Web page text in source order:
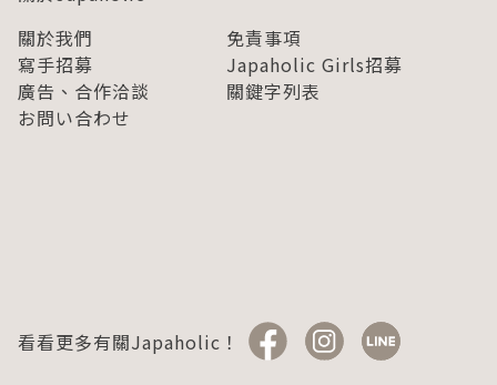
關於我們
免責事項
寫手招募
Japaholic Girls招募
廣告、合作洽談
關鍵字列表
お問い合わせ
看看更多有關Japaholic！